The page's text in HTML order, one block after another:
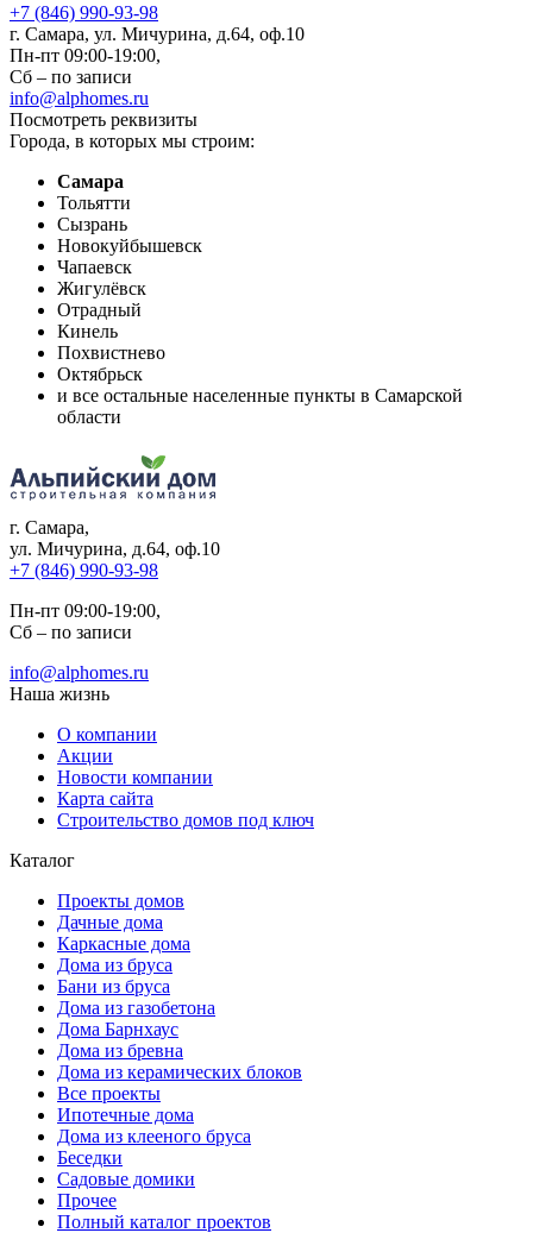
+7 (846) 990-93-98
г. Самара, ул. Мичурина, д.64, оф.10
Пн-пт 09:00-19:00,
Сб – по записи
info@alphomes.ru
Посмотреть реквизиты
Города, в которых мы строим:
Самара
Тольятти
Сызрань
Новокуйбышевск
Чапаевск
Жигулёвск
Отрадный
Кинель
Похвистнево
Октябрьск
и все остальные населенные пункты в Самарской
области
г. Самара,
ул. Мичурина, д.64, оф.10
+7 (846) 990-93-98
Пн-пт 09:00-19:00,
Сб – по записи
info@alphomes.ru
Наша жизнь
О компании
Акции
Новости компании
Карта сайта
Строительство домов под ключ
Каталог
Проекты домов
Дачные дома
Каркасные дома
Дома из бруса
Бани из бруса
Дома из газобетона
Дома Барнхаус
Дома из бревна
Дома из керамических блоков
Все проекты
Ипотечные дома
Дома из клееного бруса
Беседки
Садовые домики
Прочее
Полный каталог проектов